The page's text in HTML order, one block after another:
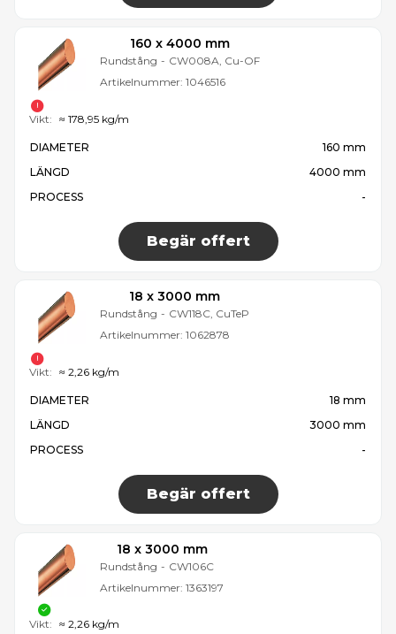
160 x 4000 mm
Rundstång - CW008A, Cu-OF
Artikelnummer: 1046516
DIAMETER
160 mm
LÄNGD
4000 mm
PROCESS
-
Begär offert
Vikt: ≈ 178,95 kg/m
18 x 3000 mm
Rundstång - CW118C, CuTeP
Artikelnummer: 1062878
DIAMETER
18 mm
LÄNGD
3000 mm
PROCESS
-
Begär offert
Vikt: ≈ 2,26 kg/m
18 x 3000 mm
Rundstång - CW106C
Artikelnummer: 1363197
Vikt: ≈ 2,26 kg/m